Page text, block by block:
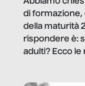
di formazione,
della maturità
rispondere è:
adulti? Ecco